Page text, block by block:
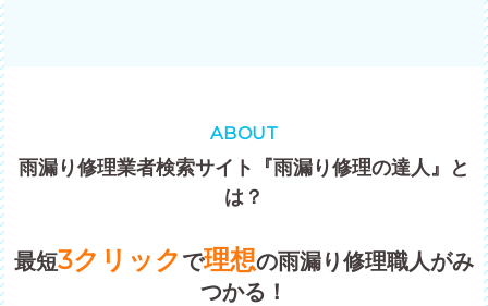
雨漏り修理業者検索サイト『雨漏り修理の達人』と
は？
ABOUT
最短3クリック で理想の雨漏り修理職人がみ
つかる！